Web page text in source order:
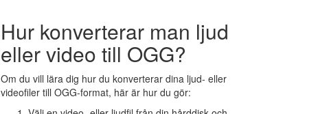
Hur konverterar man ljud
eller video till OGG?
Om du vill lära dig hur du konverterar dina ljud- eller
videofiler till OGG-format, här är hur du gör: